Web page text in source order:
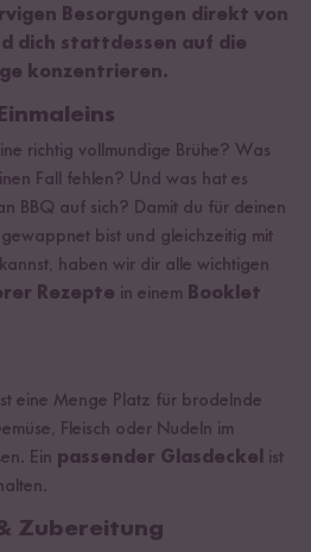
Besorgungen direkt von
dich stattdessen auf die
konzentrieren.
richtig vollmundige Brühe? Was
Fall fehlen? Und was hat es
BBQ auf sich? Damit du für deinen
bist und gleichzeitig mit
haben wir dir alle wichtigen
Rezepte in einem Booklet
eine Menge Platz für brodelnde
Fleisch oder Nudeln im
Ein passender Glasdeckel ist
Zubereitung